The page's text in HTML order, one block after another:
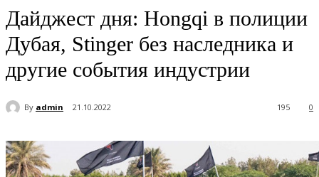
Дайджест дня: Hongqi в полиции
Дубая, Stinger без наследника и
другие события индустрии
By admin 21.10.2022 0
195